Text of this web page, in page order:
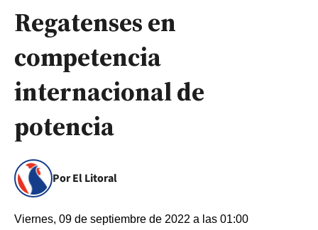
Regatenses en
competencia
internacional de
potencia
Por El Litoral
Viernes, 09 de septiembre de 2022 a las 01:00